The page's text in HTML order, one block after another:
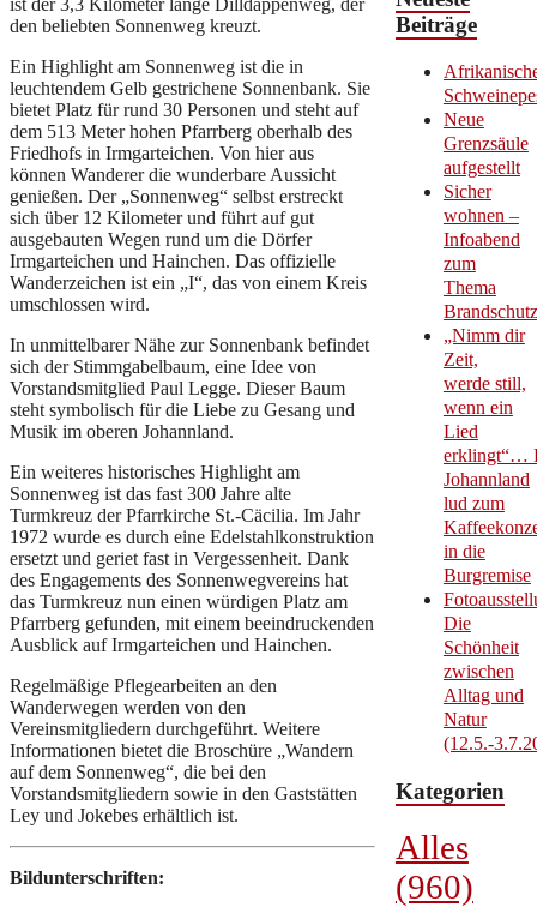
den beliebten Sonnenweg kreuzt.
Ein Highlight am Sonnenweg ist die in
leuchtendem Gelb gestrichene Sonnenbank. Sie
bietet Platz für rund 30 Personen und steht auf
dem 513 Meter hohen Pfarrberg oberhalb des
Friedhofs in Irmgarteichen. Von hier aus
können Wanderer die wunderbare Aussicht
genießen. Der „Sonnenweg“ selbst erstreckt
sich über 12 Kilometer und führt auf gut
ausgebauten Wegen rund um die Dörfer
Irmgarteichen und Hainchen. Das offizielle
Wanderzeichen ist ein „I“, das von einem Kreis
umschlossen wird.
In unmittelbarer Nähe zur Sonnenbank befindet
sich der Stimmgabelbaum, eine Idee von
Vorstandsmitglied Paul Legge. Dieser Baum
steht symbolisch für die Liebe zu Gesang und
Musik im oberen Johannland.
Ein weiteres historisches Highlight am
Sonnenweg ist das fast 300 Jahre alte
Turmkreuz der Pfarrkirche St.-Cäcilia. Im Jahr
1972 wurde es durch eine Edelstahlkonstruktion
ersetzt und geriet fast in Vergessenheit. Dank
des Engagements des Sonnenwegvereins hat
das Turmkreuz nun einen würdigen Platz am
Pfarrberg gefunden, mit einem beeindruckenden
Ausblick auf Irmgarteichen und Hainchen.
Regelmäßige Pflegearbeiten an den
Wanderwegen werden von den
Vereinsmitgliedern durchgeführt. Weitere
Informationen bietet die Broschüre „Wandern
auf dem Sonnenweg“, die bei den
Vorstandsmitgliedern sowie in den Gaststätten
Ley und Jokebes erhältlich ist.
Bildunterschriften:
Beiträge
Neue
Grenzsäule
aufgestellt
Sicher
wohnen –
Infoabend
zum
Thema
Brandschutz
„Nimm dir
Zeit,
werde still,
wenn ein
Lied
erklingt“…
Johannland
lud zum
in die
Burgremise
Die
Schönheit
zwischen
Alltag und
Natur
(12.5.-
Kategorien
Alles
(960)